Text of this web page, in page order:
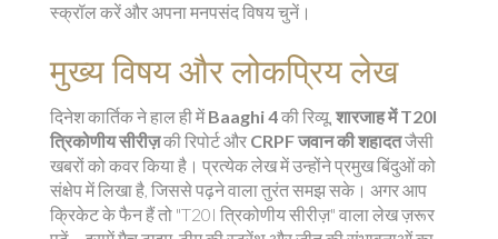
स्क्रॉल करें और अपना मनपसंद विषय चुनें।
मुख्य विषय और लोकप्रिय लेख
दिनेश कार्तिक ने हाल ही मेंBaaghi 4की रिव्यू, शारजाह में T20I
त्रिकोणीय सीरीज़की रिपोर्ट और CRPF जवान की शहादतजैसी
खबरों को कवर किया है। प्रत्येक लेख में उन्होंने प्रमुख बिंदुओं को
संक्षेप में लिखा है, जिससे पढ़ने वाला तुरंत समझ सके। अगर आप
क्रिकेट के फैन हैं तो "T20I त्रिकोणीय सीरीज़" वाला लेख ज़रूर